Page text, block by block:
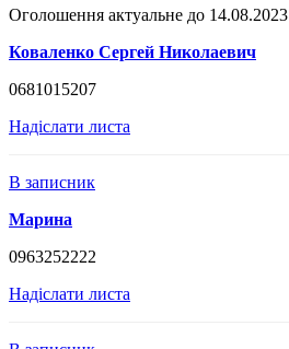
Оголошення актуальне до 14.08.2023
Коваленко Сергей Николаевич
0681015207
Надіслати листа
В записник
Марина
0963252222
Надіслати листа